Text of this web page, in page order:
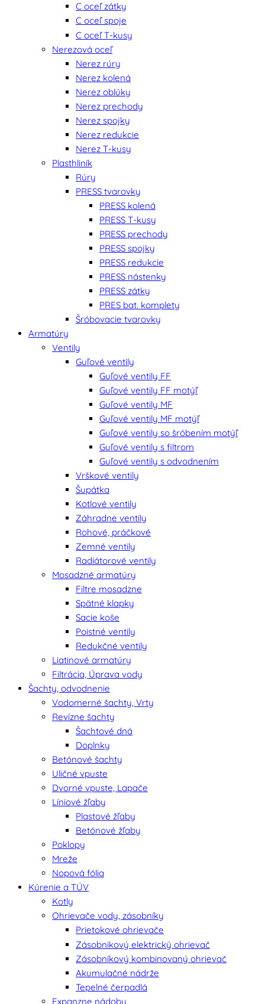
C oceľ zátky
C oceľ spoje
C oceľ T-kusy
Nerezová oceľ
Nerez rúry
Nerez kolená
Nerez oblúky
Nerez prechody
Nerez spojky
Nerez redukcie
Nerez T-kusy
Plasthliník
Rúry
PRESS tvarovky
PRESS kolená
PRESS T-kusy
PRESS prechody
PRESS spojky
PRESS redukcie
PRESS nástenky
PRESS zátky
PRES bat. komplety
Šróbovacie tvarovky
Armatúry
Ventily
Guľové ventily
Guľové ventily FF
Guľové ventily FF motýľ
Guľové ventily MF
Guľové ventily MF motýľ
Guľové ventily so šróbením motýľ
Guľové ventily s filtrom
Guľové ventily s odvodnením
Vrškové ventily
Šupátka
Kotlové ventily
Záhradne ventily
Rohové, práčkové
Zemné ventily
Radiátorové ventily
Mosadzné armatúry
Filtre mosadzne
Spätné klapky
Sacie koše
Poistné ventily
Redukčné ventily
Liatinové armatúry
Filtrácia, Úprava vody
Šachty, odvodnenie
Vodomerné šachty, Vrty
Revízne šachty
Šachtové dná
Doplnky
Betónové šachty
Uličné vpuste
Dvorné vpuste, Lapače
Líniové žľaby
Plastové žľaby
Betónové žľaby
Poklopy
Mreže
Nopová fólia
Kúrenie a TÚV
Kotly
Ohrievače vody, zásobníky
Prietokové ohrievače
Zásobnikový elektrický ohrievač
Zásobníkový kombinovaný ohrievač
Akumulačné nádrže
Tepelné čerpadlá
Expanzne nádoby